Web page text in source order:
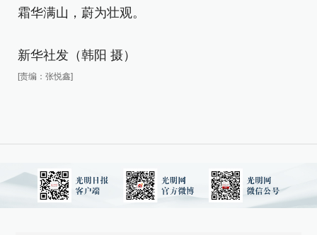
霜华满山，蔚为壮观。
新华社发（韩阳 摄）
[责编：张悦鑫]